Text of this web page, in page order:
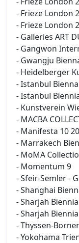
- Frieze London
- Frieze London
- Galleries ART
- Gangwon
- Gwangju
- Heidelberger
- Istanbul
- Istanbul
- Kunstverein
- MACBA
- Manifesta 10
- Marrakech
- MoMA
- Momentum 9
- Sfeir-Semler -
- Shanghai
- Sharjah
- Sharjah
- Thyssen-
- Yokohama